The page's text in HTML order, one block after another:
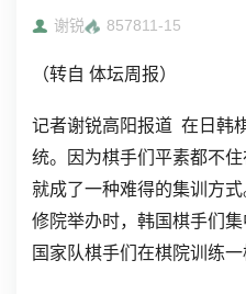
谢锐 857811-15
（转自 体坛周报）
记者谢锐高阳报道 在日韩
统。因为棋手们平素都不
就成了一种难得的集训方
修院举办时，韩国棋手们
国家队棋手们在棋院训练一